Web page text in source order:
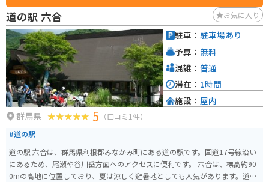
道の駅 六合 お気に入り
群馬県 5 （口コミ1件）
#道の駅
道の駅 六合は、群馬県利根郡みなかみ町にある道の駅です。国道17号線沿い
にあるため、尾瀬や谷川岳方面へのアクセスに便利です。 六合は、標高約90
0mの高地に位置しており、夏は涼しく避暑地としても人気があります。道の
駐車： 駐車場あり
予算： 無料
混雑： 普通
滞在： 1時間
施設： 屋内